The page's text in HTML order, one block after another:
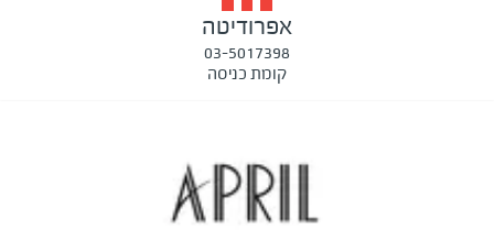
אפרודיטה
03-5017398
קומת כניסה